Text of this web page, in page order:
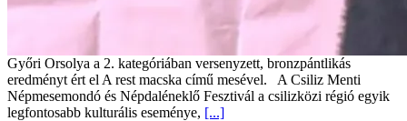
Győri Orsolya a 2. kategóriában versenyzett, bronzpántlikás
eredményt ért el A rest macska című mesével. A Csiliz Menti
Népmesemondó és Népdaléneklő Fesztivál a csilizközi régió egyik
legfontosabb kulturális eseménye, [...]